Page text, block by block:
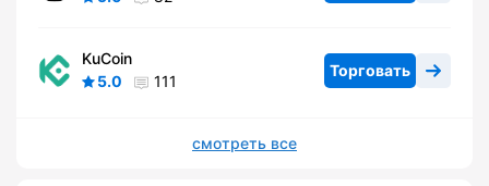
KuCoin
5.0
111
Торговать
смотреть все